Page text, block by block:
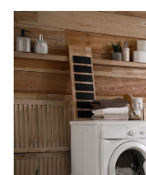
Каталог
Для коттеджа
Кулеры и
Для